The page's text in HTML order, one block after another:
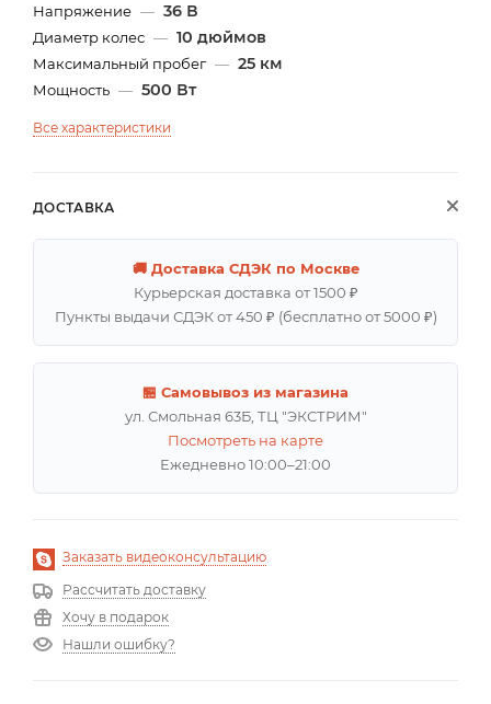
Напряжение — 36 В
Диаметр колес — 10 дюймов
Максимальный пробег — 25 км
Мощность — 500 Вт
Все характеристики
ДОСТАВКА
🚚 Доставка СДЭК по Москве
Курьерская доставка от 1500 ₽
Пункты выдачи СДЭК от 450 ₽ (бесплатно от 5000 ₽)
🏪 Самовывоз из магазина
ул. Смольная 63Б, ТЦ "ЭКСТРИМ"
Посмотреть на карте
Ежедневно 10:00–21:00
Заказать видеоконсультацию
Рассчитать доставку
Хочу в подарок
Нашли ошибку?